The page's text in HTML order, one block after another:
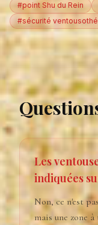
#point Shu du Rein
#sécurité
Les
indiquées
Non, ce n'est
mais une zone